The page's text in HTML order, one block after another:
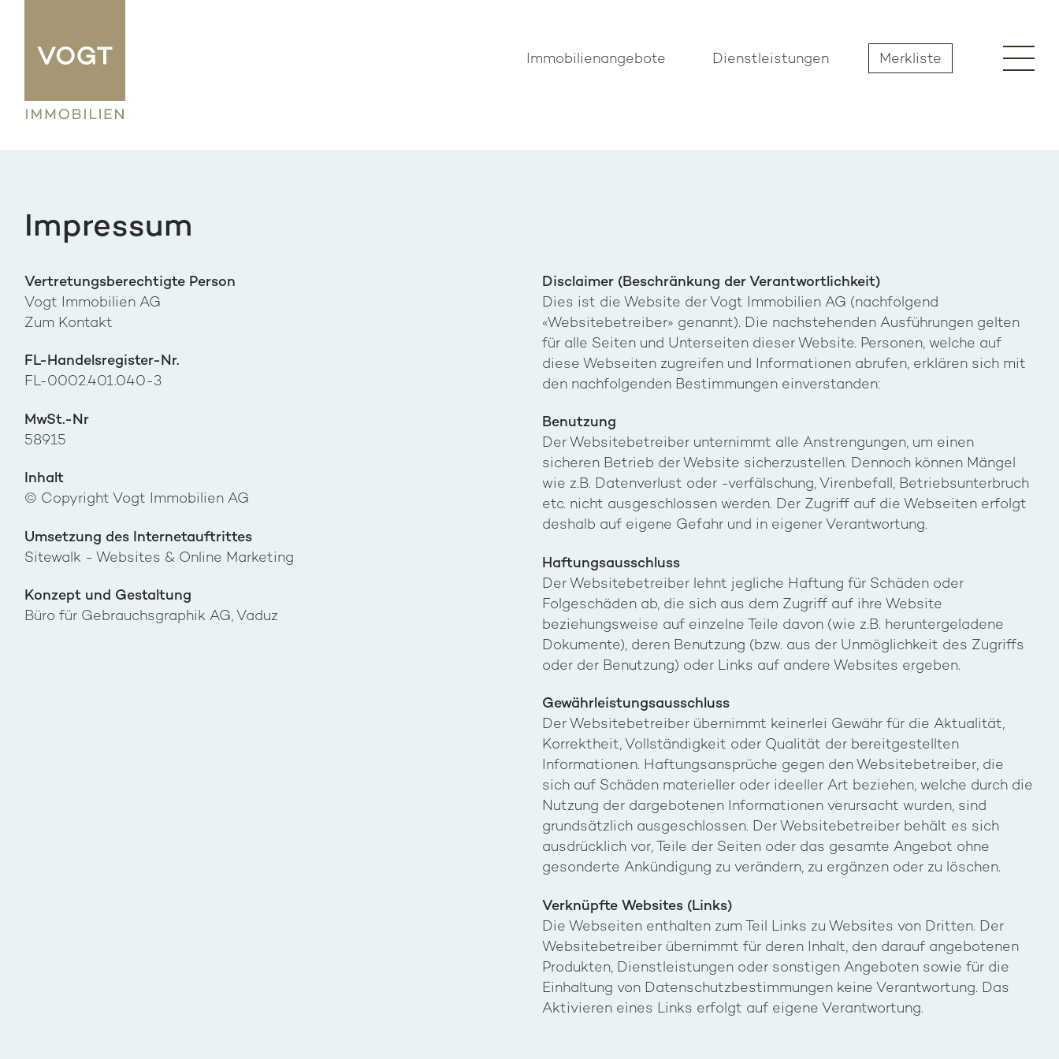
Immobilienangebote Dienstleistungen Merkliste
Impressum
Vertretungsberechtigte Person
Vogt Immobilien AG
Zum Kontakt
FL-Handelsregister-Nr.
FL-0002.401.040-3
MwSt.-Nr
58915
Inhalt
© Copyright Vogt Immobilien AG
Umsetzung des Internetauftrittes
Sitewalk - Websites & Online Marketing
Konzept und Gestaltung
Büro für Gebrauchsgraphik AG, Vaduz
Disclaimer (Beschränkung der Verantwortlichkeit)
Dies ist die Website der Vogt Immobilien AG (nachfolgend
«Websitebetreiber» genannt). Die nachstehenden Ausführungen gelten
für alle Seiten und Unterseiten dieser Website. Personen, welche auf
diese Webseiten zugreifen und Informationen abrufen, erklären sich mit
den nachfolgenden Bestimmungen einverstanden:
Benutzung
Der Websitebetreiber unternimmt alle Anstrengungen, um einen
sicheren Betrieb der Website sicherzustellen. Dennoch können Mängel
wie z.B. Datenverlust oder -verfälschung, Virenbefall, Betriebsunterbruch
etc. nicht ausgeschlossen werden. Der Zugriff auf die Webseiten erfolgt
deshalb auf eigene Gefahr und in eigener Verantwortung.
Haftungsausschluss
Der Websitebetreiber lehnt jegliche Haftung für Schäden oder
Folgeschäden ab, die sich aus dem Zugriff auf ihre Website
beziehungsweise auf einzelne Teile davon (wie z.B. heruntergeladene
Dokumente), deren Benutzung (bzw. aus der Unmöglichkeit des Zugriffs
oder der Benutzung) oder Links auf andere Websites ergeben.
Gewährleistungsausschluss
Der Websitebetreiber übernimmt keinerlei Gewähr für die Aktualität,
Korrektheit, Vollständigkeit oder Qualität der bereitgestellten
Informationen. Haftungsansprüche gegen den Websitebetreiber, die
sich auf Schäden materieller oder ideeller Art beziehen, welche durch die
Nutzung der dargebotenen Informationen verursacht wurden, sind
grundsätzlich ausgeschlossen. Der Websitebetreiber behält es sich
ausdrücklich vor, Teile der Seiten oder das gesamte Angebot ohne
gesonderte Ankündigung zu verändern, zu ergänzen oder zu löschen.
Verknüpfte Websites (Links)
Die Webseiten enthalten zum Teil Links zu Websites von Dritten. Der
Websitebetreiber übernimmt für deren Inhalt, den darauf angebotenen
Produkten, Dienstleistungen oder sonstigen Angeboten sowie für die
Einhaltung von Datenschutzbestimmungen keine Verantwortung. Das
Aktivieren eines Links erfolgt auf eigene Verantwortung.